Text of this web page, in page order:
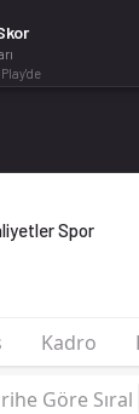
Spor 25-26
Spor
Kadro
Göre Sırala